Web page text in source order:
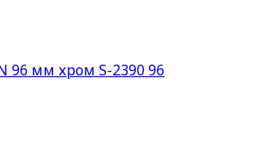
96 мм хром S-2390 96